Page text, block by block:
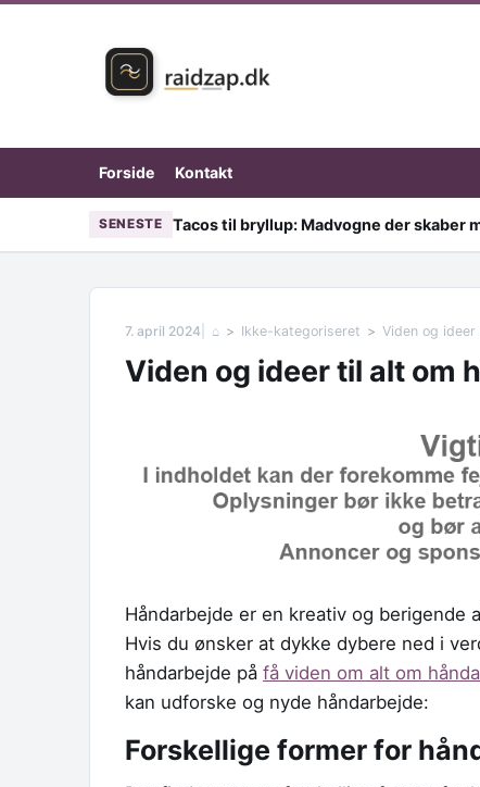
Forside Kontakt
SENESTE Tacos til bryllup: Madvogne der skaber
7. april 2024 ⌂ Ikke-kategoriseret Viden og
Viden og ideer til alt om
Håndarbejde er en kreativ og
Hvis du ønsker at dykke dybere ned i
håndarbejde på få viden om alt om
kan udforske og nyde håndarbejde:
Forskellige former for